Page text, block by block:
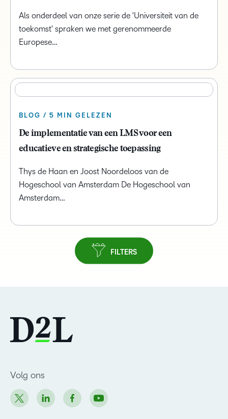
FILTERS
Als onderdeel van onze serie de 'Universiteit van de
toekomst' spraken we met gerenommeerde
Europese…
BLOG / 5 MIN GELEZEN
De implementatie van een LMS voor een
educatieve en strategische toepassing
Thys de Haan en Joost Noordeloos van de
Hogeschool van Amsterdam De Hogeschool van
Amsterdam…
Volg ons